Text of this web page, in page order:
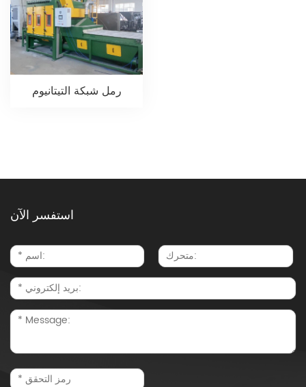
رمل شبكة التيتانيوم
استفسر الآن